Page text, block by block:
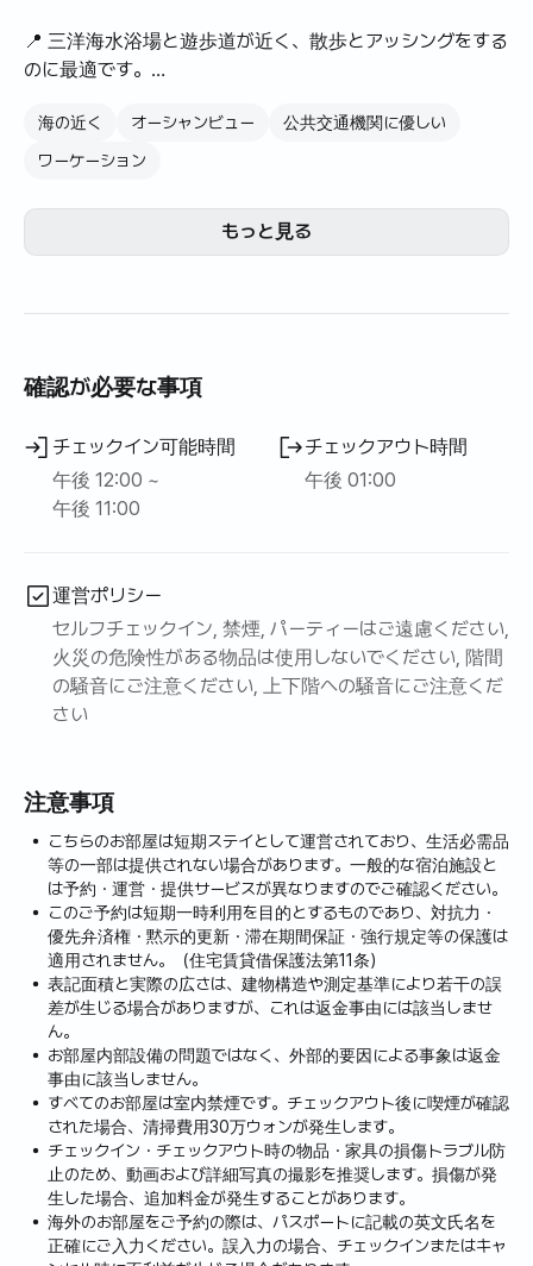
📍 三洋海水浴場と遊歩道が近く、散歩とアッシングをする
のに最適です。
🌿三洋海水浴場の前にある広々とした快適なアパートで
す。海に近い住宅環境を楽しむことができます。
ありません。
🌿静かで安定した住宅地で、リラックスと生活の両方に適
海の近く オーシャンビュー
公共交通機関に優しい
ワーケーション
もっと見る
確認が必要な事項
チェックイン可能時間
午後 12:00 ~
午後 11:00
チェックアウト時間
午後 01:00
運営ポリシー
セルフチェックイン, 禁煙, パーティーはご遠慮ください,
火災の危険性がある物品は使用しないでください, 階間
の騒音にご注意ください, 上下階への騒音にご注意くだ
さい
注意事項
こちらのお部屋は短期ステイとして運営されており、生活必需品
等の一部は提供されない場合があります。一般的な宿泊施設と
は予約・運営・提供サービスが異なりますのでご確認ください。
このご予約は短期一時利用を目的とするものであり、対抗力・
優先弁済権・黙示的更新・滞在期間保証・強行規定等の保護は
適用されません。（住宅賃貸借保護法第11条）
表記面積と実際の広さは、建物構造や測定基準により若干の誤
差が生じる場合がありますが、これは返金事由には該当しませ
ん。
お部屋内部設備の問題ではなく、外部的要因による事象は返金
事由に該当しません。
すべてのお部屋は室内禁煙です。チェックアウト後に喫煙が確認
された場合、清掃費用30万ウォンが発生します。
チェックイン・チェックアウト時の物品・家具の損傷トラブル防
止のため、動画および詳細写真の撮影を推奨します。損傷が発
生した場合、追加料金が発生することがあります。
海外のお部屋をご予約の際は、パスポートに記載の英文氏名を
正確にご入力ください。誤入力の場合、チェックインまたはキャ